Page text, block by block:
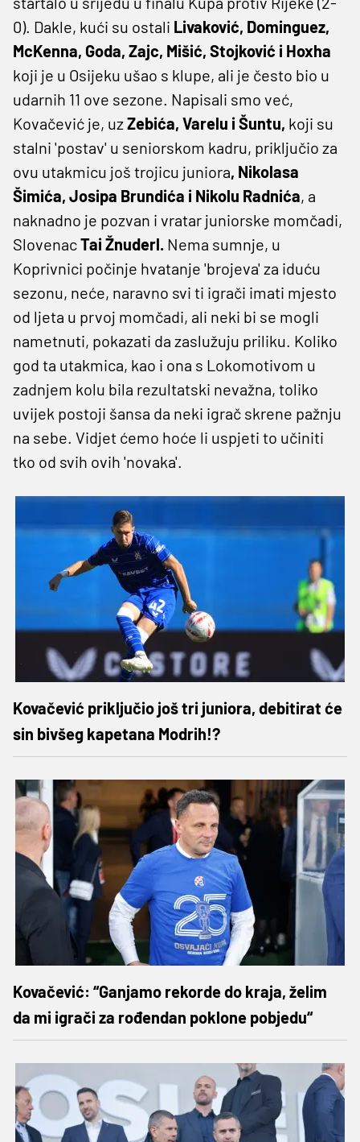
0). Dakle, kući su ostali Livaković, Dominguez,
McKenna, Goda, Zajc, Mišić, Stojković i Hoxha
koji je u Osijeku ušao s klupe, ali je često bio u
udarnih 11 ove sezone. Napisali smo već,
Kovačević je, uzZebića, Varelu i Šuntu, koji su
stalni 'postav' u seniorskom kadru, priključio za
ovu utakmicu još trojicu juniora, Nikolasa
Šimića, Josipa Brundića i Nikolu Radnića, a
naknadno je pozvan i vratar juniorske momčadi,
SlovenacTai Žnuderl. Nema sumnje, u
Koprivnici počinje hvatanje 'brojeva' za iduću
sezonu, neće, naravno svi ti igrači imati mjesto
od ljeta u prvoj momčadi, ali neki bi se mogli
nametnuti, pokazati da zaslužuju priliku. Koliko
god ta utakmica, kao i ona s Lokomotivom u
zadnjem kolu bila rezultatski nevažna, toliko
uvijek postoji šansa da neki igrač skrene pažnju
na sebe. Vidjet ćemo hoće li uspjeti to učiniti
tko od svih ovih 'novaka'.
Kovačević priključio još tri juniora, debitirat će
sin bivšeg kapetana Modrih!?
Kovačević: “Ganjamo rekorde do kraja, želim
da mi igrači za rođendan poklone pobjedu“